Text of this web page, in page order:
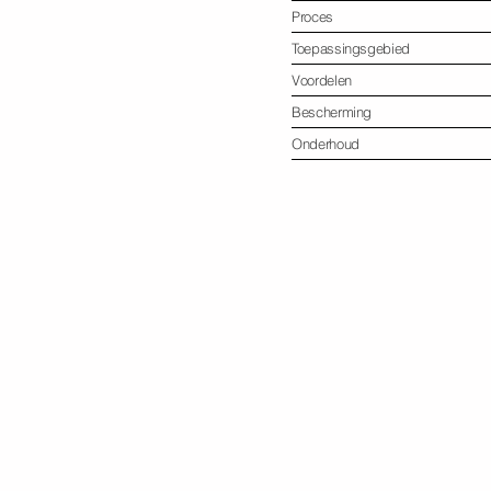
Proces
Toepassingsgebied
Voordelen
Bescherming
Onderhoud